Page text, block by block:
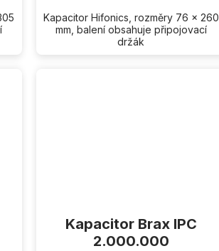
Kapacitor Hifonics, rozměry 76 x 260
mm, balení obsahuje připojovací
držák
Kapacitor Brax IPC
2.000.000